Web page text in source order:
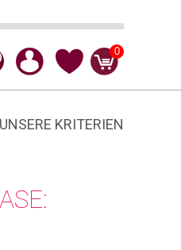
0
UNSERE KRITERIEN